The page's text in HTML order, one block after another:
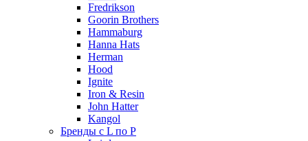
Fredrikson
Goorin Brothers
Hammaburg
Hanna Hats
Herman
Hood
Ignite
Iron & Resin
John Hatter
Kangol
Бренды с L по P